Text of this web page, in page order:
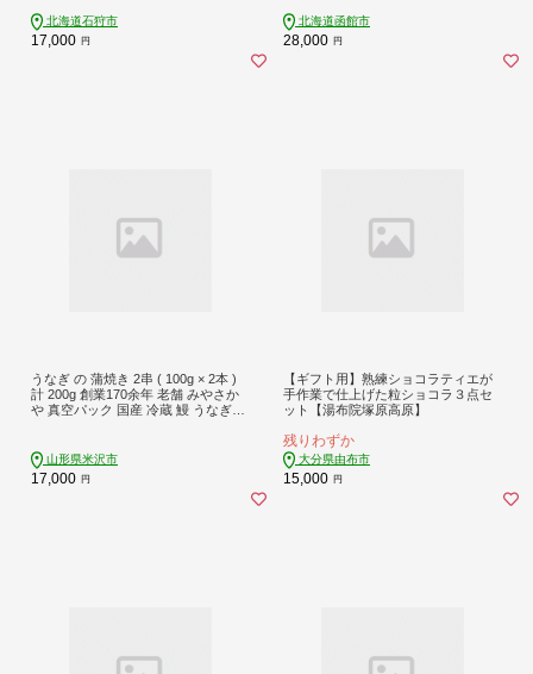
北海道石狩市
17,000 円
北海道函館市
28,000 円
うなぎ の 蒲焼き 2串 ( 100g × 2本 )
計 200g 創業170余年 老舗 みやさか
や 真空パック 国産 冷蔵 鰻 うなぎの
山形県米沢市
17,000 円
【ギフト用】熟練ショコラティエが
手作業で仕上げた粒ショコラ３点セ
ット【湯布院塚原高原】
残りわずか
大分県由布市
15,000 円